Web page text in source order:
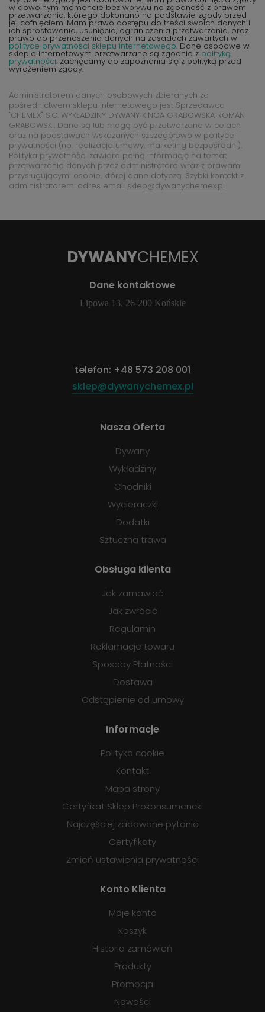
w dowolnym momencie bez wpływu na zgodność z prawem
przetwarzania, którego dokonano na podstawie zgody przed
jej cofnięciem. Mam prawo dostępu do treści swoich danych i
ich sprostowania, usunięcia, ograniczenia przetwarzania, oraz
prawo do przenoszenia danych na zasadach zawartych w
polityce prywatności sklepu internetowego. Dane osobowe w
sklepie internetowym przetwarzane są zgodnie z polityką
prywatności. Zachęcamy do zapoznania się z polityką przed
wyrażeniem zgody.
Administratorem danych osobowych zbieranych za
pośrednictwem sklepu internetowego jest Sprzedawca
"CHEMEX" S.C. WYKŁADZINY DYWANY KINGA GRABOWSKA ROMAN
GRABOWSKI. Dane są lub mogą być przetwarzane w celach
oraz na podstawach wskazanych szczegółowo w polityce
prywatności (np. realizacja umowy, marketing bezpośredni).
Polityka prywatności zawiera pełną informację na temat
przetwarzania danych przez administratora wraz z prawami
przysługującymi osobie, której dane dotyczą. Szybki kontakt z
administratorem: adres email sklep@dywanychemex.pl
DYWANYCHEMEX
Dane kontaktowe
Lipowa 13, 26-200 Końskie
telefon: +48 573 208 001
sklep@dywanychemex.pl
Nasza Oferta
Dywany
Wykładziny
Chodniki
Wycieraczki
Dodatki
Sztuczna trawa
Obsługa klienta
Jak zamawiać
Jak zwrócić
Regulamin
Reklamacje towaru
Sposoby Płatności
Dostawa
Odstąpienie od umowy
Informacje
Polityka cookie
Kontakt
Mapa strony
Certyfikat Sklep Prokonsumencki
Najczęściej zadawane pytania
Certyfikaty
Zmień ustawienia prywatności
Konto Klienta
Moje konto
Koszyk
Historia zamówień
Produkty
Promocja
Nowości